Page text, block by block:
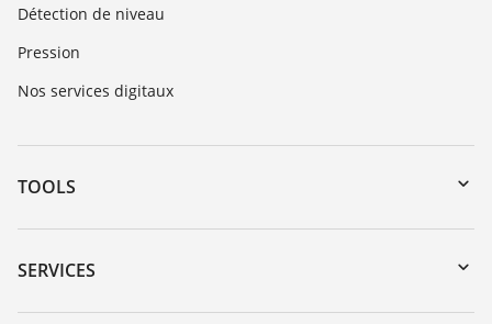
Détection de niveau
Pression
Nos services digitaux
TOOLS
Téléchargements
Recherche par numéro de série
SERVICES
Retour d'appareil